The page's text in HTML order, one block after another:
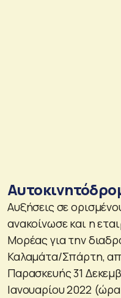
Αυξήσεις σε
ανακοίνωσε και η
Μορέας για την
Καλαμάτα/Σπάρτη,
Παρασκευής 31
Ιανουαρίου 2022